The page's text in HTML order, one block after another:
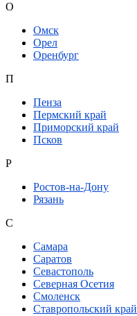
О
Омск
Орел
Оренбург
П
Пенза
Пермский край
Приморский край
Псков
Р
Ростов-на-Дону
Рязань
С
Самара
Саратов
Севастополь
Северная Осетия
Смоленск
Ставропольский край